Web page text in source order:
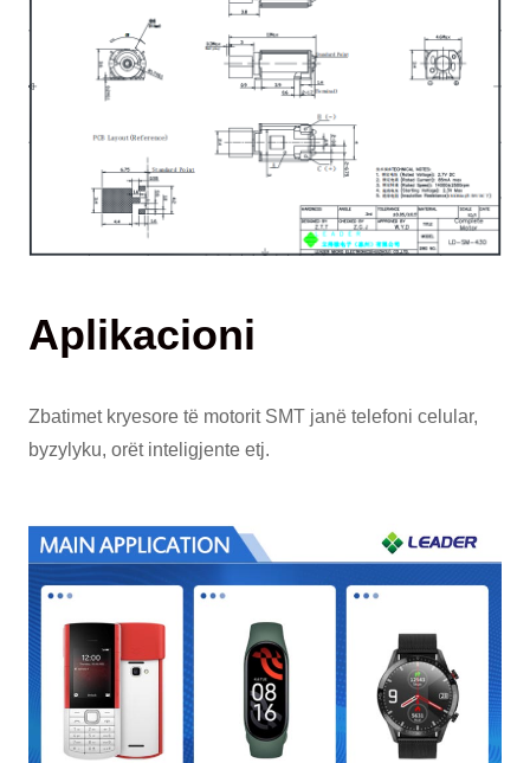
Aplikacioni
Zbatimet kryesore të motorit SMT janë telefoni celular,
byzylyku, orët inteligjente etj.